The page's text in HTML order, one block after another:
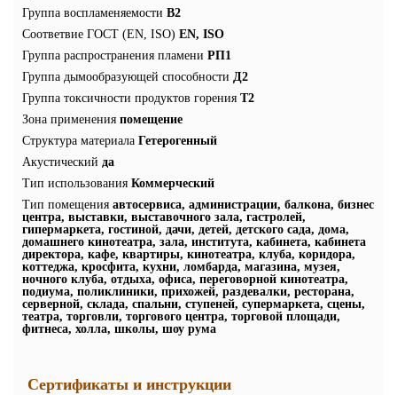
Группа воспламеняемости В2
Соответвие ГОСТ (EN, ISO) EN, ISO
Группа распространения пламени РП1
Группа дымообразующей способности Д2
Группа токсичности продуктов горения Т2
Зона применения помещение
Структура материала Гетерогенный
Акустический да
Тип использования Коммерческий
Тип помещения автосервиса, администрации, балкона, бизнес
центра, выставки, выставочного зала, гастролей,
гипермаркета, гостиной, дачи, детей, детского сада, дома,
домашнего кинотеатра, зала, института, кабинета, кабинета
директора, кафе, квартиры, кинотеатра, клуба, коридора,
коттеджа, кросфита, кухни, ломбарда, магазина, музея,
ночного клуба, отдыха, офиса, переговорной кинотеатра,
подиума, поликлиники, прихожей, раздевалки, ресторана,
серверной, склада, спальни, ступеней, супермаркета, сцены,
театра, торговли, торгового центра, торговой площади,
фитнеса, холла, школы, шоу рума
Сертификаты и инструкции